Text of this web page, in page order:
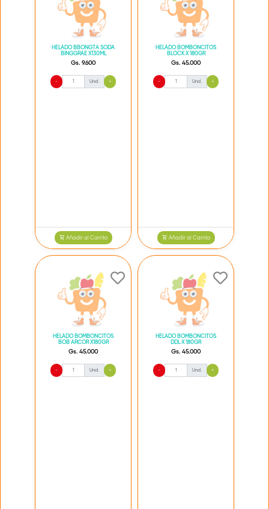
HELADO BBONGTA SODA
BINGGRAE X130ML
Gs. 9.600
- Und. +
Añadir al Carrito
HELADO BOMBONCITOS
BLOCK X 180GR
Gs. 45.000
- Und. +
Añadir al Carrito
HELADO BOMBONCITOS
BOB ARCOR X180GR
Gs. 45.000
- Und. +
HELADO BOMBONCITOS
DDL X 180GR
Gs. 45.000
- Und. +